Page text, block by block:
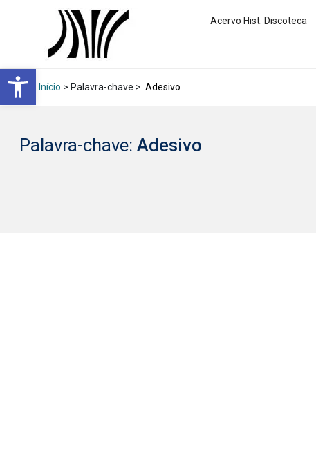
Abrir a barra de ferramentas
Acervo Hist. Discoteca
Início > Palavra-chave > Adesivo
Palavra-chave: Adesivo